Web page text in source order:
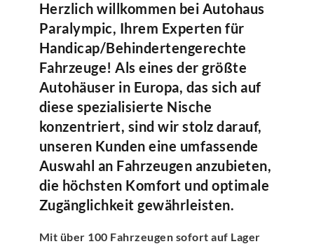
Herzlich willkommen bei Autohaus
Paralympic, Ihrem Experten für
Handicap/Behindertengerechte
Fahrzeuge! Als eines der größte
Autohäuser in Europa, das sich auf
diese spezialisierte Nische
konzentriert, sind wir stolz darauf,
unseren Kunden eine umfassende
Auswahl an Fahrzeugen anzubieten,
die höchsten Komfort und optimale
Zugänglichkeit gewährleisten.
Mit über 100 Fahrzeugen sofort auf Lager